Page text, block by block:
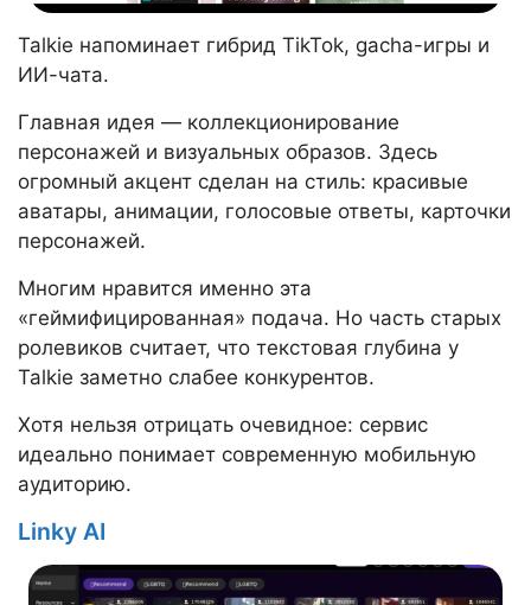
Talkie напоминает гибрид TikTok, gacha-игры и
ИИ-чата.
Главная идея — коллекционирование
персонажей и визуальных образов. Здесь
огромный акцент сделан на стиль: красивые
аватары, анимации, голосовые ответы, карточки
персонажей.
Многим нравится именно эта
«геймифицированная» подача. Но часть старых
ролевиков считает, что текстовая глубина у
Talkie заметно слабее конкурентов.
Хотя нельзя отрицать очевидное: сервис
идеально понимает современную мобильную
аудиторию.
Linky AI